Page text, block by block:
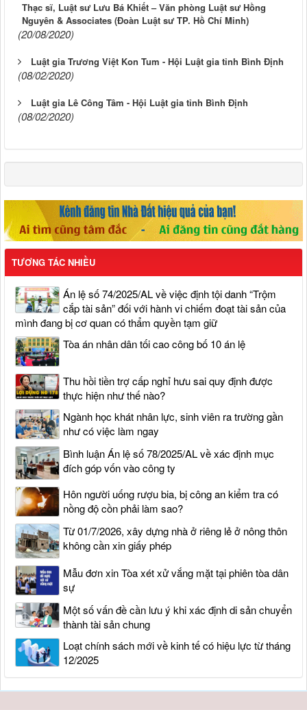
Thạc sĩ, Luật sư Lưu Bá Khiết – Văn phòng Luật sư Hồng
Nguyên & Associates (Đoàn Luật sư TP. Hồ Chí Minh)
(20/08/2020)
Luật gia Trương Việt Kon Tum - Hội Luật gia tỉnh Bình Định
(08/02/2020)
Luật gia Lê Công Tâm - Hội Luật gia tỉnh Bình Định
(08/02/2020)
TƯƠNG TÁC NHIỀU
Án lệ số 74/2025/AL về việc định tội danh “Trộm
cắp tài sản” đối với hành vi chiếm đoạt tài sản của
mình đang bị cơ quan có thẩm quyền tạm giữ
Tòa án nhân dân tối cao công bố 10 án lệ
Thu hồi tiền trợ cấp nghỉ hưu sai quy định được
thực hiện như thế nào?
Ngành học khát nhân lực, sinh viên ra trường gần
như có việc làm ngay
Bình luận Án lệ số 78/2025/AL về xác định mục
đích góp vốn vào công ty
Hôn người uống rượu bia, bị công an kiểm tra có
nồng độ cồn phải làm sao?
Từ 01/7/2026, xây dựng nhà ở riêng lẻ ở nông thôn
không cần xin giấy phép
Mẫu đơn xin Tòa xét xử vắng mặt tại phiên tòa dân
sự
Một số vấn đề cần lưu ý khi xác định di sản chuyển
thành tài sản chung
Loạt chính sách mới về kinh tế có hiệu lực từ tháng
12/2025